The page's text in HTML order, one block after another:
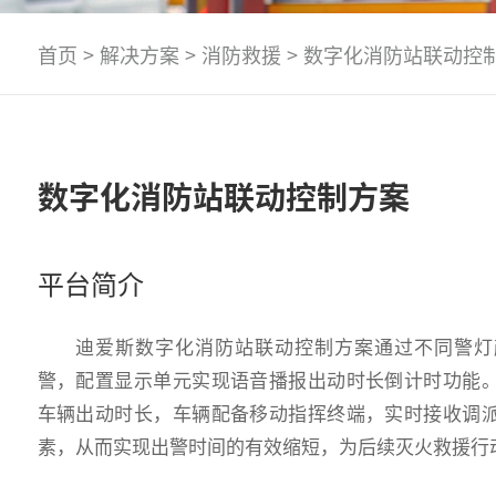
首页 > 解决方案 > 消防救援 > 数字化消防站联动控
数字化消防站联动控制方案
平台简介
迪爱斯数字化消防站联动控制方案通过不同警
警，配置显示单元实现语音播报出动时长倒计时功能
车辆出动时长，车辆配备移动指挥终端，实时接收调
素，从而实现出警时间的有效缩短，为后续灭火救援